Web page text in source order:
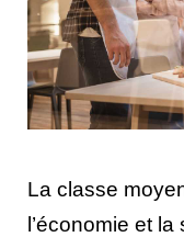
La classe
l’économie et